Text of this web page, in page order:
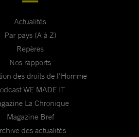
Actualités
Par pays (A à Z)
Repères
Nos rapports
des droits de l'Homme
WE MADE IT
La Chronique
Magazine Bref
des actualités